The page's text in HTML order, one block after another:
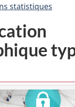
statistiques